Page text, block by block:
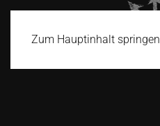
Zum Hauptinhalt springen